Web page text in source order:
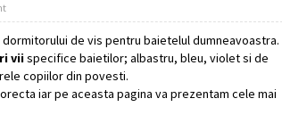
de vis pentru baietelul dumneavoastra.
viispecifice baietilor; albastru, bleu, violet si de
copiilor din povesti.
iar pe aceasta pagina va prezentam cele mai